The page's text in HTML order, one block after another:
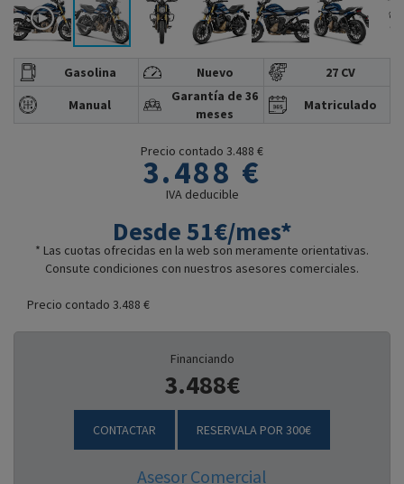
Gasolina Nuevo
27 CV
Manual
Garantía de 36
meses
Matriculado
Precio contado 3.488 €
3.488 €
IVA deducible
Desde 51€/mes*
* Las cuotas ofrecidas en la web son meramente orientativas.
Consute condiciones con nuestros asesores comerciales.
Precio contado 3.488 €
Financiando
3.488€
CONTACTAR RESERVALA POR 300€
Asesor Comercial